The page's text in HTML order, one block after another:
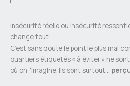
Insécurité réelle ou insécurité
change tout
C’est sans doute le point le plus mal
quartiers étiquetés « à éviter » ne
où on l’imagine. Ils sont surtout…